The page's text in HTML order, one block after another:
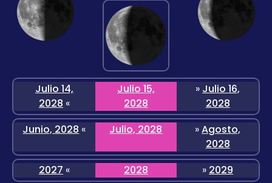
Julio 14,
2028 «
Julio 15,
2028
» Julio 16,
2028
Junio, 2028 « Julio, 2028 »Agosto,
2028
2027 « 2028 » 2029